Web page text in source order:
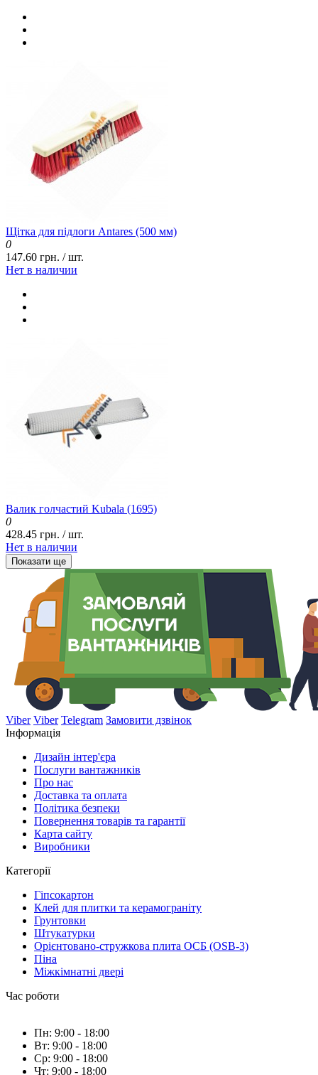
Щітка для підлоги Antares (500 мм)
0
147.60 грн. / шт.
Нет в наличии
Валик голчастий Kubala (1695)
0
428.45 грн. / шт.
Нет в наличии
Показати ще
Viber Viber Telegram Замовити дзвінок
Інформація
Дизайн інтер'єра
Послуги вантажників
Про нас
Доставка та оплата
Політика безпеки
Повернення товарів та гарантії
Карта сайту
Виробники
Категорії
Гіпсокартон
Клей для плитки та керамограніту
Грунтовки
Штукатурки
Орієнтовано-стружкова плита ОСБ (OSB-3)
Піна
Міжкімнатні двері
Час роботи
Пн: 9:00 - 18:00
Вт: 9:00 - 18:00
Ср: 9:00 - 18:00
Чт: 9:00 - 18:00